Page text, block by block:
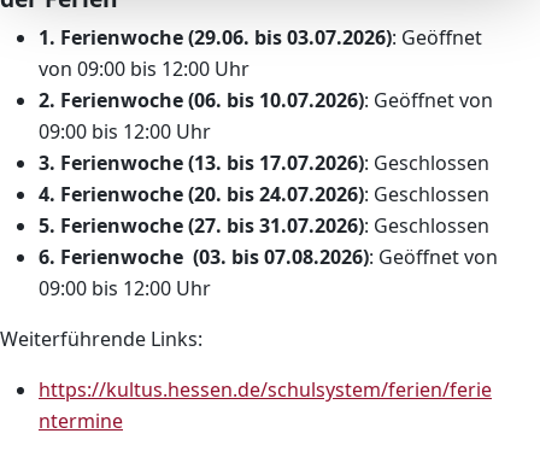
1. Ferienwoche (29.06. bis 03.07.2026): Geöffnet
von 09:00 bis 12:00 Uhr
2. Ferienwoche (06. bis 10.07.2026): Geöffnet von
09:00 bis 12:00 Uhr
3. Ferienwoche (13. bis 17.07.2026): Geschlossen
4. Ferienwoche (20. bis 24.07.2026): Geschlossen
5. Ferienwoche (27. bis 31.07.2026): Geschlossen
6. Ferienwoche (03. bis 07.08.2026): Geöffnet von
09:00 bis 12:00 Uhr
Weiterführende Links:
https://kultus.hessen.de/schulsystem/ferien/ferie
ntermine(öffnet in neuem Fenster)